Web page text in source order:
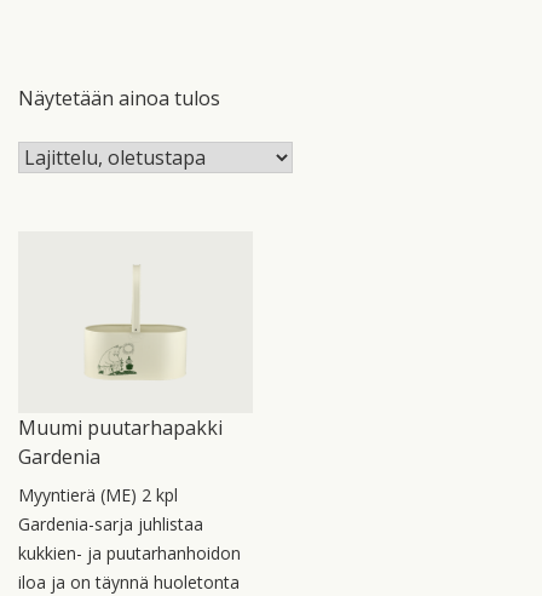
Näytetään ainoa tulos
Muumi puutarhapakki
Gardenia
Myyntierä (ME) 2 kpl
Gardenia-sarja juhlistaa
kukkien- ja puutarhanhoidon
iloa ja on täynnä huoletonta